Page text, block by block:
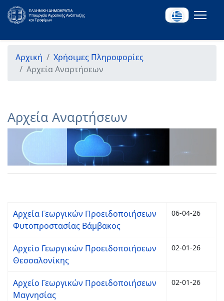
Αρχική
Χρήσιμες Πληροφορίες
Αρχεία Αναρτήσεων
Αρχεία Αναρτήσεων
Αρχεία Γεωργικών Προειδοποιήσεων
Φυτοπροστασίας Βάμβακος
06-04-26
Αρχείο Γεωργικών Προειδοποιήσεων
Θεσσαλονίκης
02-01-26
Αρχείο Γεωργικών Προειδοποιήσεων
Μαγνησίας
02-01-26